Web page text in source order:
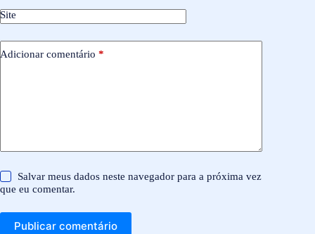
Site
Adicionar comentário *
Salvar meus dados neste navegador para a próxima vez
que eu comentar.
Publicar comentário